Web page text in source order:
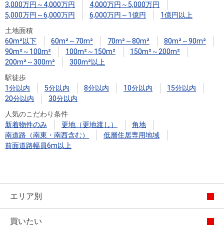
税金の本
（電子ブ
ック）
3,000万円～4,000万円
4,000万円～5,000万円
5,000万円～6,000万円
6,000万円～1億円
1億円以上
土地面積
60m²以下
60m²～70m² 70m²～80m²
80m²～90m²
90m²～100m²
100m²～150m²
150m²～200m²
200m²～300m²
300m²以上
駅徒歩
1分以内
5分以内 8分以内 10分以内
15分以内
20分以内
30分以内
人気のこだわり条件
新着物件のみ
更地（更地渡し）
角地
南道路（南東・南西含む）
低層住居専用地域
前面道路幅員6m以上
エリア別
買いたい